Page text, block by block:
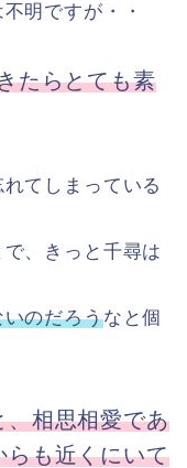
明ですが・・
たらとても素
てしまっている
、きっと千尋は
のだろうなと個
、相思相愛であ
らも近くにいて